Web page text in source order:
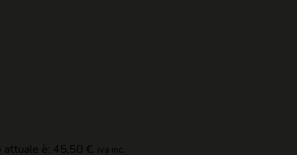
solo tempo uomo.
attuale è: 45,50 €. iva inc.